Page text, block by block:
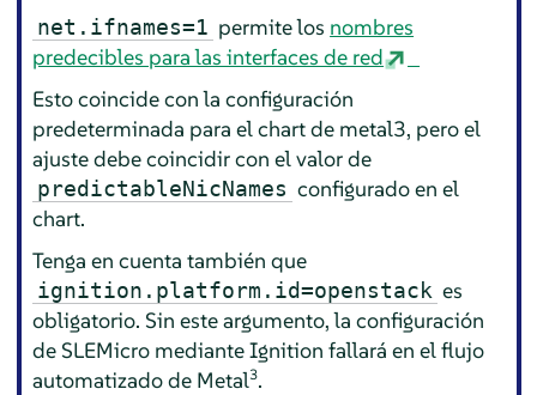
net.ifnames=1 permite los nombres
predecibles para las interfaces de red
Esto coincide con la configuración
predeterminada para el chart de metal3, pero el
ajuste debe coincidir con el valor de
predictableNicNames configurado en el
chart.
Tenga en cuenta también que
ignition.platform.id=openstack es
obligatorio. Sin este argumento, la configuración
de SLEMicro mediante Ignition fallará en el flujo
automatizado de Metal3.